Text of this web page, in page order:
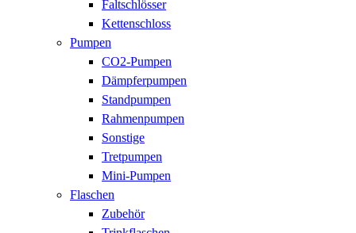
Faltschlösser
Kettenschloss
Pumpen
CO2-Pumpen
Dämpferpumpen
Standpumpen
Rahmenpumpen
Sonstige
Tretpumpen
Mini-Pumpen
Flaschen
Zubehör